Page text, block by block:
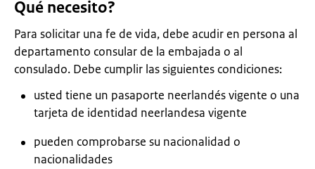
Qué necesito?
Para solicitar una fe de vida, debe acudir en persona al
departamento consular de la embajada o al
consulado. Debe cumplir las siguientes condiciones:
usted tiene un pasaporte neerlandés vigente o una
tarjeta de identidad neerlandesa vigente
pueden comprobarse su nacionalidad o
nacionalidades